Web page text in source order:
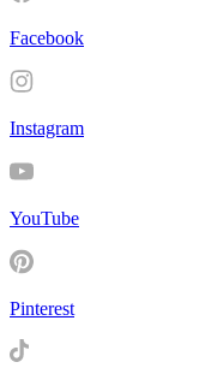
Facebook
Instagram
YouTube
Pinterest